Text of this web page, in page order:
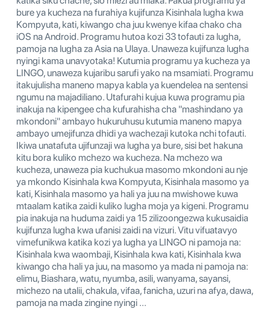
bure ya kucheza na furahiya kujifunza Kisinhala lugha kwa
Kompyuta, kati, kiwango cha juu kwenye kifaa chako cha
iOS na Android. Programu hutoa kozi 33 tofauti za lugha,
pamoja na lugha za Asia na Ulaya. Unaweza kujifunza lugha
nyingi kama unavyotaka! Kutumia programu ya kucheza ya
LINGO, unaweza kujaribu sarufi yako na msamiati. Programu
itakujulisha maneno mapya kabla ya kuendelea na sentensi
ngumu na majadiliano. Utafurahi kujua kuwa programu pia
inakuja na kipengee cha kufurahisha cha "mashindano ya
mkondoni" ambayo hukuruhusu kutumia maneno mapya
ambayo umejifunza dhidi ya wachezaji kutoka nchi tofauti.
Ikiwa unatafuta ujifunzaji wa lugha ya bure, sisi bet hakuna
kitu bora kuliko mchezo wa kucheza. Na mchezo wa
kucheza, unaweza pia kuchukua masomo mkondoni au nje
ya mkondo Kisinhala kwa Kompyuta, Kisinhala masomo ya
kati, Kisinhala masomo ya hali ya juu na mwishowe kuwa
mtaalam katika zaidi kuliko lugha moja ya kigeni. Programu
pia inakuja na huduma zaidi ya 15 zilizoongezwa kukusaidia
kujifunza lugha kwa ufanisi zaidi na vizuri. Vitu vifuatavyo
vimefunikwa katika kozi ya lugha ya LINGO ni pamoja na:
Kisinhala kwa waombaji, Kisinhala kwa kati, Kisinhala kwa
kiwango cha hali ya juu, na masomo ya mada ni pamoja na:
elimu, Biashara, watu, nyumba, asili, wanyama, sayansi,
michezo na utalii, chakula, vifaa, fanicha, uzuri na afya, dawa,
pamoja na mada zingine nyingi ...